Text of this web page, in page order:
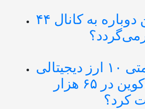
آیا بیت‌کوین دوباره به کانال ۴۴
تغییرات قیمتی ۱۰ ارز دیجیتالی
بزرگ/ بیت‌کوین در ۶۵ هزار
کرد؟